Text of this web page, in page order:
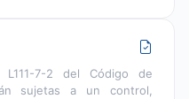
7-2 del Código de
sujetas a un control,